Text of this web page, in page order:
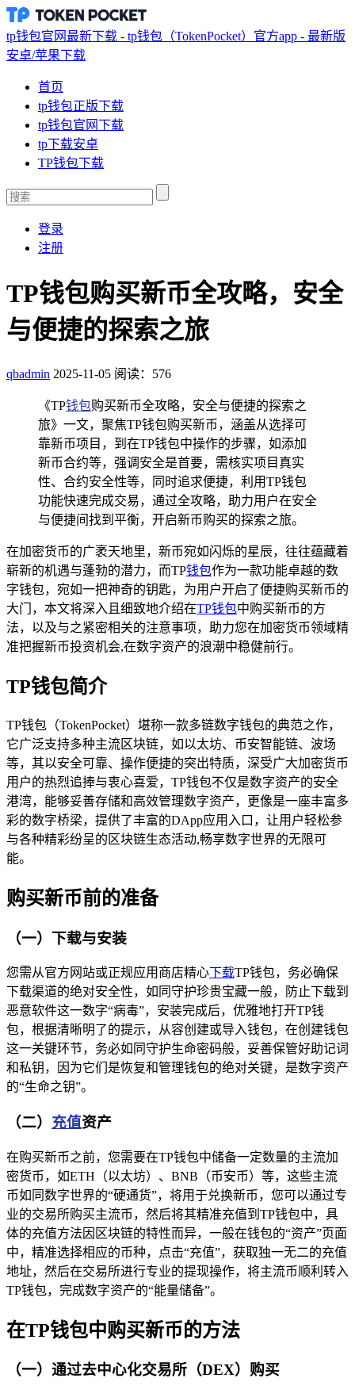
tp钱包官网最新下载 - tp钱包（TokenPocket）官方app - 最新版
安卓/苹果下载
首页
tp钱包正版下载
tp钱包官网下载
tp下载安卓
TP钱包下载
登录
注册
TP钱包购买新币全攻略，安全
与便捷的探索之旅
qbadmin 2025-11-05 阅读：576
《TP钱包购买新币全攻略，安全与便捷的探索之
旅》一文，聚焦TP钱包购买新币，涵盖从选择可
靠新币项目，到在TP钱包中操作的步骤，如添加
新币合约等，强调安全是首要，需核实项目真实
性、合约安全性等，同时追求便捷，利用TP钱包
功能快速完成交易，通过全攻略，助力用户在安全
与便捷间找到平衡，开启新币购买的探索之旅。
在加密货币的广袤天地里，新币宛如闪烁的星辰，往往蕴藏着
崭新的机遇与蓬勃的潜力，而TP钱包作为一款功能卓越的数
字钱包，宛如一把神奇的钥匙，为用户开启了便捷购买新币的
大门，本文将深入且细致地介绍在TP钱包中购买新币的方
法，以及与之紧密相关的注意事项，助力您在加密货币领域精
准把握新币投资机会,在数字资产的浪潮中稳健前行。
TP钱包简介
TP钱包（TokenPocket）堪称一款多链数字钱包的典范之作，
它广泛支持多种主流区块链，如以太坊、币安智能链、波场
等，其以安全可靠、操作便捷的突出特质，深受广大加密货币
用户的热烈追捧与衷心喜爱，TP钱包不仅是数字资产的安全
港湾，能够妥善存储和高效管理数字资产，更像是一座丰富多
彩的数字桥梁，提供了丰富的DApp应用入口，让用户轻松参
与各种精彩纷呈的区块链生态活动,畅享数字世界的无限可
能。
购买新币前的准备
（一）下载与安装
您需从官方网站或正规应用商店精心下载TP钱包，务必确保
下载渠道的绝对安全性，如同守护珍贵宝藏一般，防止下载到
恶意软件这一数字“病毒”，安装完成后，优雅地打开TP钱
包，根据清晰明了的提示，从容创建或导入钱包，在创建钱包
这一关键环节，务必如同守护生命密码般，妥善保管好助记词
和私钥，因为它们是恢复和管理钱包的绝对关键，是数字资产
的“生命之钥”。
（二） 充值资产
在购买新币之前，您需要在TP钱包中储备一定数量的主流加
密货币，如ETH（以太坊）、BNB（币安币）等，这些主流
币如同数字世界的“硬通货”，将用于兑换新币，您可以通过专
业的交易所购买主流币，然后将其精准充值到TP钱包中，具
体的充值方法因区块链的特性而异，一般在钱包的“资产”页面
中，精准选择相应的币种，点击“充值”，获取独一无二的充值
地址，然后在交易所进行专业的提现操作，将主流币顺利转入
TP钱包，完成数字资产的“能量储备”。
在TP钱包中购买新币的方法
（一）通过去中心化交易所（DEX）购买